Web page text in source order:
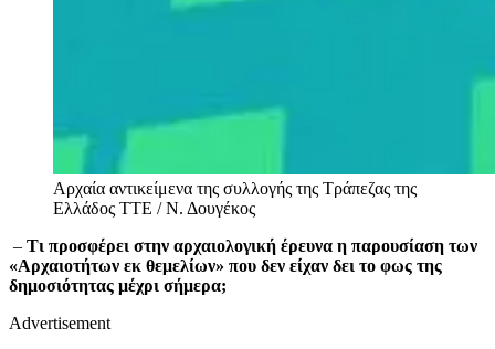
Αρχαία αντικείμενα της συλλογής της Τράπεζας της
Ελλάδος ΤΤΕ / Ν. Δουγέκος
– Τι προσφέρει στην αρχαιολογική έρευνα η παρουσίαση των
«Αρχαιοτήτων εκ θεμελίων» που δεν είχαν δει το φως της
δημοσιότητας μέχρι σήμερα;
Advertisement